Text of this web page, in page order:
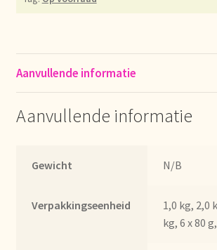
Envío y entrega
Expédition et livraison
Aanvullende informatie
Aanvullende informatie
Gewicht N/B
Verpakkingseenheid
1,0 kg, 2,0
kg, 6 x 80